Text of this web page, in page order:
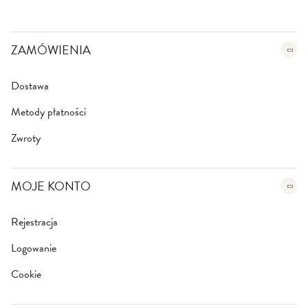
t
e
rZAMÓWIENIA
Dostawa
Metody płatności
Zwroty
MOJE KONTO
Rejestracja
Logowanie
Cookie